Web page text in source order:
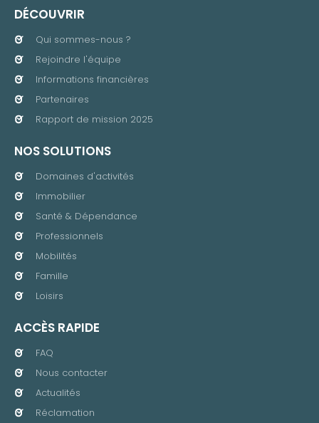
DÉCOUVRIR
Qui sommes-nous ?
Rejoindre l'équipe
Informations financières
Partenaires
Rapport de mission 2025
NOS SOLUTIONS
Domaines d'activités
Immobilier
Santé & Dépendance
Professionnels
Mobilités
Famille
Loisirs
ACCÈS RAPIDE
FAQ
Nous contacter
Actualités
Réclamation